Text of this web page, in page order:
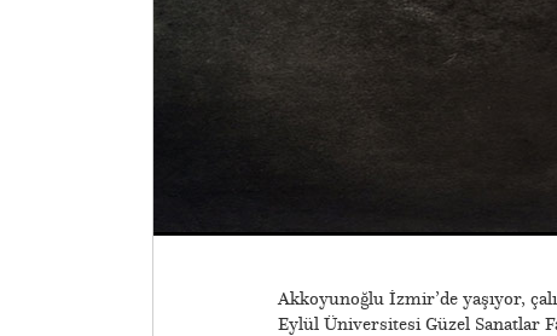
Akkoyunoğlu İzmir’de yaşıyor,
Eylül Üniversitesi Güzel Sanatlar